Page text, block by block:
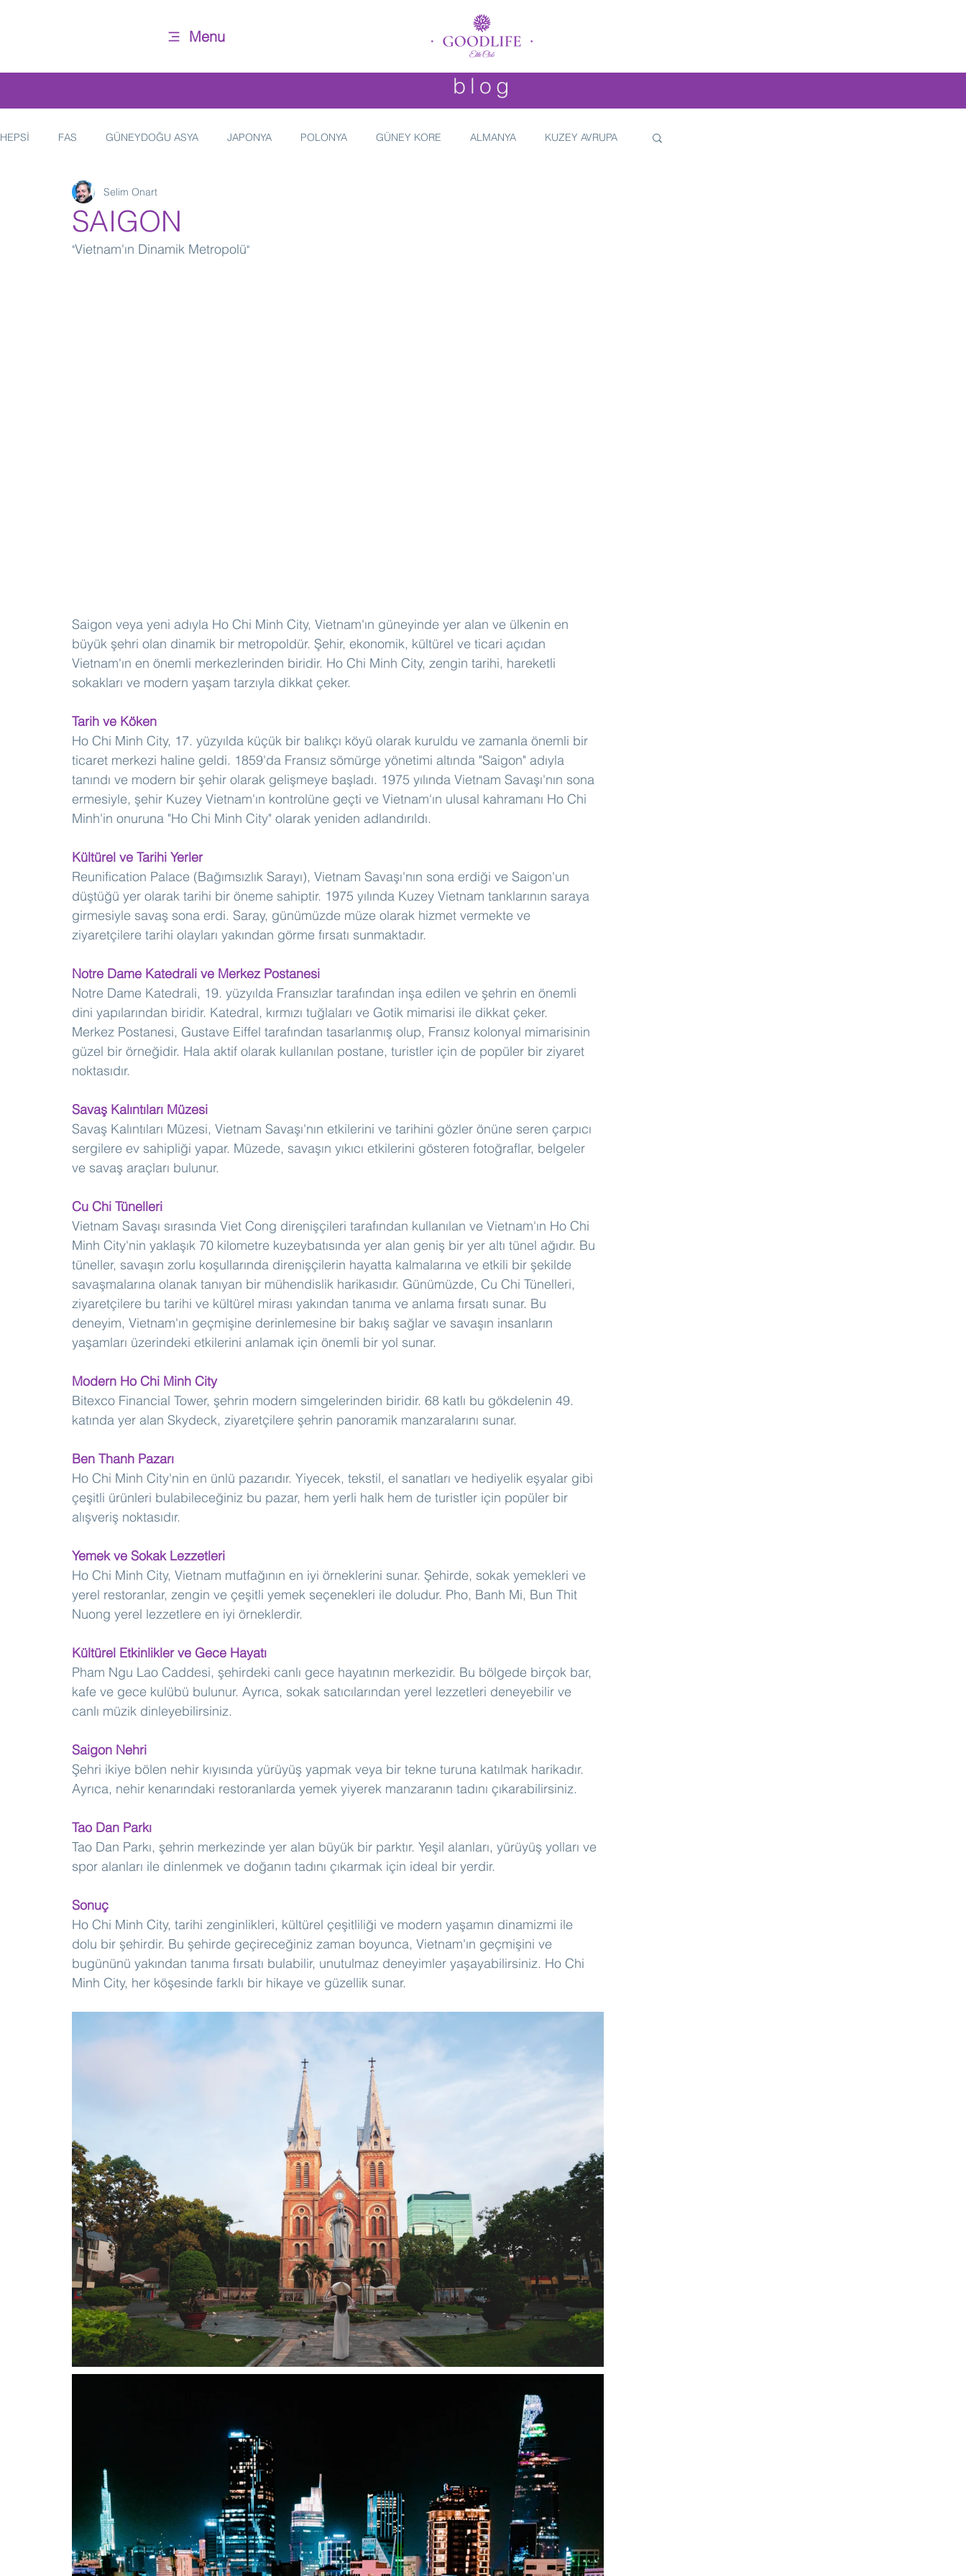
Menu
blog
HEPSİ FAS GÜNEYDOĞU ASYA JAPONYA POLONYA GÜNEY KORE ALMANYA KUZEY AVRUPA
HİNDİSTAN İTALYA
SAIGON
Selim Onart
"Vietnam'ın Dinamik Metropolü"
Saigon veya yeni adıyla Ho Chi Minh City, Vietnam'ın güneyinde yer alan ve ülkenin en
büyük şehri olan dinamik bir metropoldür. Şehir, ekonomik, kültürel ve ticari açıdan
Vietnam'ın en önemli merkezlerinden biridir. Ho Chi Minh City, zengin tarihi, hareketli
sokakları ve modern yaşam tarzıyla dikkat çeker.
Tarih ve Köken
Ho Chi Minh City, 17. yüzyılda küçük bir balıkçı köyü olarak kuruldu ve zamanla önemli bir
ticaret merkezi haline geldi. 1859'da Fransız sömürge yönetimi altında "Saigon" adıyla
tanındı ve modern bir şehir olarak gelişmeye başladı. 1975 yılında Vietnam Savaşı'nın sona
ermesiyle, şehir Kuzey Vietnam'ın kontrolüne geçti ve Vietnam'ın ulusal kahramanı Ho Chi
Minh'in onuruna "Ho Chi Minh City" olarak yeniden adlandırıldı.
Kültürel ve Tarihi Yerler
Reunification Palace (Bağımsızlık Sarayı), Vietnam Savaşı'nın sona erdiği ve Saigon'un
düştüğü yer olarak tarihi bir öneme sahiptir. 1975 yılında Kuzey Vietnam tanklarının saraya
girmesiyle savaş sona erdi. Saray, günümüzde müze olarak hizmet vermekte ve
ziyaretçilere tarihi olayları yakından görme fırsatı sunmaktadır.
Notre Dame Katedrali ve Merkez Postanesi
Notre Dame Katedrali, 19. yüzyılda Fransızlar tarafından inşa edilen ve şehrin en önemli
dini yapılarından biridir. Katedral, kırmızı tuğlaları ve Gotik mimarisi ile dikkat çeker.
Merkez Postanesi, Gustave Eiffel tarafından tasarlanmış olup, Fransız kolonyal mimarisinin
güzel bir örneğidir. Hala aktif olarak kullanılan postane, turistler için de popüler bir ziyaret
noktasıdır.
Savaş Kalıntıları Müzesi
Savaş Kalıntıları Müzesi, Vietnam Savaşı'nın etkilerini ve tarihini gözler önüne seren çarpıcı
sergilere ev sahipliği yapar. Müzede, savaşın yıkıcı etkilerini gösteren fotoğraflar, belgeler
ve savaş araçları bulunur.
Cu Chi Tünelleri
Vietnam Savaşı sırasında Viet Cong direnişçileri tarafından kullanılan ve Vietnam'ın Ho Chi
Minh City'nin yaklaşık 70 kilometre kuzeybatısında yer alan geniş bir yer altı tünel ağıdır. Bu
tüneller, savaşın zorlu koşullarında direnişçilerin hayatta kalmalarına ve etkili bir şekilde
savaşmalarına olanak tanıyan bir mühendislik harikasıdır. Günümüzde, Cu Chi Tünelleri,
ziyaretçilere bu tarihi ve kültürel mirası yakından tanıma ve anlama fırsatı sunar. Bu
deneyim, Vietnam'ın geçmişine derinlemesine bir bakış sağlar ve savaşın insanların
yaşamları üzerindeki etkilerini anlamak için önemli bir yol sunar.
Modern Ho Chi Minh City
Bitexco Financial Tower, şehrin modern simgelerinden biridir. 68 katlı bu gökdelenin 49.
katında yer alan Skydeck, ziyaretçilere şehrin panoramik manzaralarını sunar.
Ben Thanh Pazarı
Ho Chi Minh City'nin en ünlü pazarıdır. Yiyecek, tekstil, el sanatları ve hediyelik eşyalar gibi
çeşitli ürünleri bulabileceğiniz bu pazar, hem yerli halk hem de turistler için popüler bir
alışveriş noktasıdır.
Yemek ve Sokak Lezzetleri
Ho Chi Minh City, Vietnam mutfağının en iyi örneklerini sunar. Şehirde, sokak yemekleri ve
yerel restoranlar, zengin ve çeşitli yemek seçenekleri ile doludur. Pho, Banh Mi, Bun Thit
Nuong yerel lezzetlere en iyi örneklerdir.
Kültürel Etkinlikler ve Gece Hayatı
Pham Ngu Lao Caddesi, şehirdeki canlı gece hayatının merkezidir. Bu bölgede birçok bar,
kafe ve gece kulübü bulunur. Ayrıca, sokak satıcılarından yerel lezzetleri deneyebilir ve
canlı müzik dinleyebilirsiniz.
Saigon Nehri
Şehri ikiye bölen nehir kıyısında yürüyüş yapmak veya bir tekne turuna katılmak harikadır.
Ayrıca, nehir kenarındaki restoranlarda yemek yiyerek manzaranın tadını çıkarabilirsiniz.
Tao Dan Parkı
Tao Dan Parkı, şehrin merkezinde yer alan büyük bir parktır. Yeşil alanları, yürüyüş yolları ve
spor alanları ile dinlenmek ve doğanın tadını çıkarmak için ideal bir yerdir.
Sonuç
Ho Chi Minh City, tarihi zenginlikleri, kültürel çeşitliliği ve modern yaşamın dinamizmi ile
dolu bir şehirdir. Bu şehirde geçireceğiniz zaman boyunca, Vietnam'ın geçmişini ve
bugününü yakından tanıma fırsatı bulabilir, unutulmaz deneyimler yaşayabilirsiniz. Ho Chi
Minh City, her köşesinde farklı bir hikaye ve güzellik sunar.